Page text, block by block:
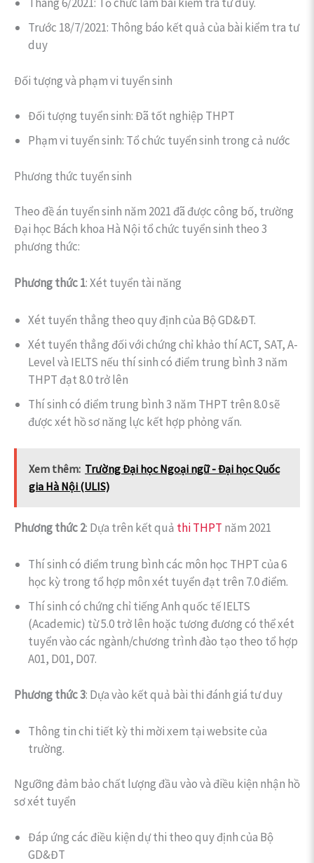
Trước 18/7/2021: Thông báo kết quả của bài kiểm tra tư
duy
Đối tượng và phạm vi tuyển sinh
Đối tượng tuyển sinh: Đã tốt nghiệp THPT
Phạm vi tuyển sinh: Tổ chức tuyển sinh trong cả nước
Phương thức tuyển sinh
Theo đề án tuyển sinh năm 2021 đã được công bố, trường
Đại học Bách khoa Hà Nội tổ chức tuyển sinh theo 3
phương thức:
Phương thức 1: Xét tuyển tài năng
Xét tuyển thẳng theo quy định của Bộ GD&ĐT.
Xét tuyển thẳng đối với chứng chỉ khảo thí ACT, SAT, A-
Level và IELTS nếu thí sinh có điểm trung bình 3 năm
THPT đạt 8.0 trở lên
Thí sinh có điểm trung bình 3 năm THPT trên 8.0 sẽ
được xét hồ sơ năng lực kết hợp phỏng vấn.
Xem thêm: Trường Đại học Ngoại ngữ - Đại học Quốc
gia Hà Nội (ULIS)
Phương thức 2: Dựa trên kết quả thi THPT năm 2021
Thí sinh có điểm trung bình các môn học THPT của 6
học kỳ trong tổ hợp môn xét tuyển đạt trên 7.0 điểm.
Thí sinh có chứng chỉ tiếng Anh quốc tế IELTS
(Academic) từ 5.0 trở lên hoặc tương đương có thể xét
tuyển vào các ngành/chương trình đào tạo theo tổ hợp
A01, D01, D07.
Phương thức 3: Dựa vào kết quả bài thi đánh giá tư duy
Thông tin chi tiết kỳ thi mời xem tại website của
trường.
Ngưỡng đảm bảo chất lượng đầu vào và điều kiện nhận hồ
sơ xét tuyển
Đáp ứng các điều kiện dự thi theo quy định của Bộ
GD&ĐT